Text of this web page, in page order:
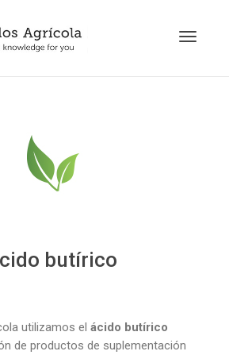
butírico
utilizamos el ácido butírico
de productos de suplementación